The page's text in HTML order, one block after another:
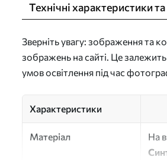
Технічні характеристики
Зверніть увагу: зображення та
зображень на сайті. Це
умов освітлення під час
Характеристики
Матеріал
На